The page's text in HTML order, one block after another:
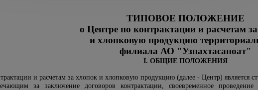
ТИПОВОЕ ПОЛОЖЕНИЕ
о Центре по контрактации и расчетам
и хлопковую продукцию
филиала АО "Узпахтасаноат"
I. ОБЩИЕ ПОЛОЖЕНИЯ
и расчетам за хлопок и хлопковую продукцию (далее - Центр) является
за заключение договоров контрактации, своевременное проведение